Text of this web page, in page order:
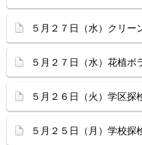
５月２７日（水）クリー
５月２７日（水）花植ボ
５月２６日（火）学区探
５月２５日（月）学校探